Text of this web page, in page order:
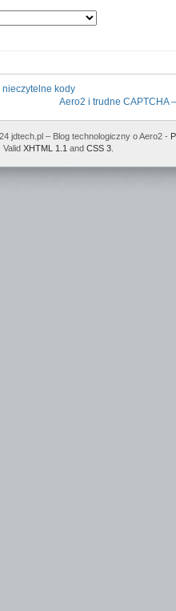
nieczytelne kody
Aero2 i trudne CAPTCHA
jdtech.pl – Blog technologiczny o Aero2 -
. Valid XHTML 1.1 and CSS 3